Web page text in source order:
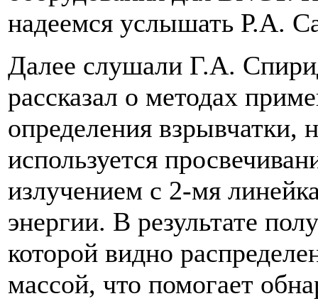
надеемся услышать Р.А.
Далее слушали Г.А.
рассказал о методах
определения взрывчатки,
используется
излучением с 2-мя
энергии. В результате
которой видно
массой, что помогает